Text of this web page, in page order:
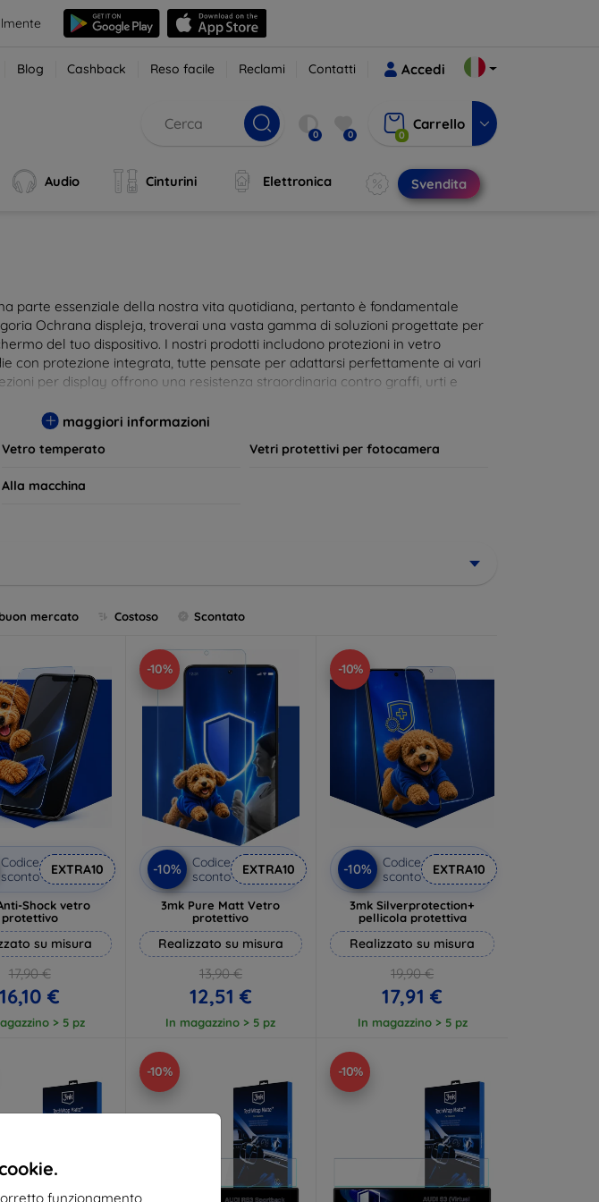
funzionamento,
Blog Cashback Reso facile Reclami Contatti Accedi
0 0 0
Carrello
Audio Cinturini Elettronica Svendita
parte essenziale della nostra vita quotidiana, pertanto è fondamentale
Ochrana displeja, troverai una vasta gamma di soluzioni progettate per
del tuo dispositivo. I nostri prodotti includono protezioni in vetro
con protezione integrata, tutte pensate per adattarsi perfettamente ai vari
per display offrono una resistenza straordinaria contro graffi, urti e
dispositivo come nuovo più a lungo.
maggiori informazioni
Vetro temperato Vetri protettivi per fotocamera
Alla macchina
mercato Costoso Scontato
Codice
sconto
EXTRA10
Shock vetro
protettivo
su misura
17,90 €
16,10 €
> 5 pz
-10%
-10%
Codice
sconto
EXTRA10
3mk Pure Matt Vetro
protettivo
Realizzato su misura
13,90 €
12,51 €
In magazzino > 5 pz
-10%
-10%
Codice
sconto
EXTRA10
3mk Silverprotection+
pellicola protettiva
Realizzato su misura
19,90 €
17,91 €
In magazzino > 5 pz
-10% -10%